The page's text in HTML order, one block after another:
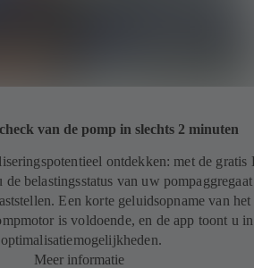
van de pomp in slechts 2 minuten
ontdekken: met de gratis
belastingsstatus van uw
Een korte geluidsopname van het
is voldoende, en de app toont u
Meer informatie